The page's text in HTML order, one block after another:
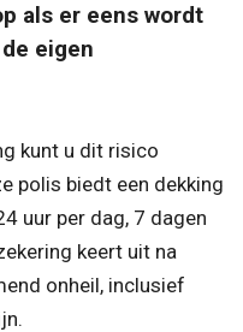
als er eens wordt
eigen
kunt u dit risico
polis biedt een dekking
uur per dag, 7 dagen
keert uit na
onheil, inclusief